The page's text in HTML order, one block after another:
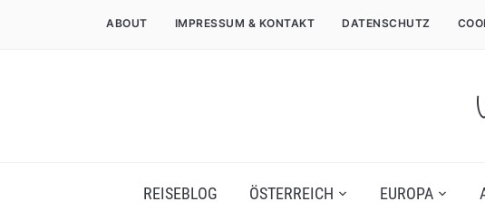
ABOUT IMPRESSUM & KONTAKT DATENSCHUTZ
REISEBLOG ÖSTERREICH EUROPA